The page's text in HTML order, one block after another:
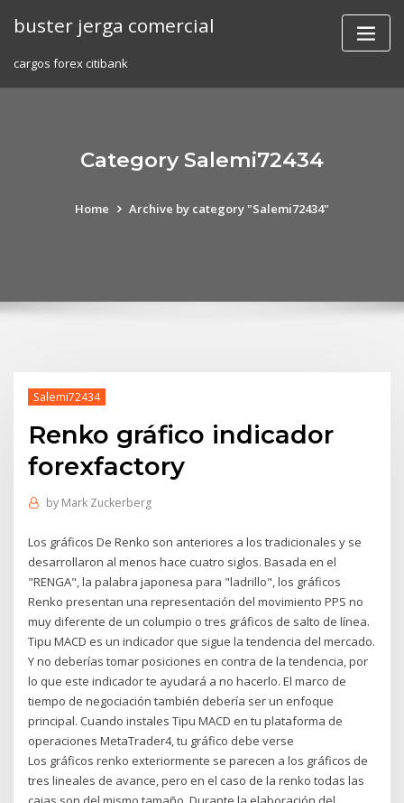
buster jerga comercial
cargos forex citibank
Category Salemi72434
Home Archive by category "Salemi72434"
Salemi72434
Renko gráfico indicador
forexfactory
by Mark Zuckerberg
Los gráficos De Renko son anteriores a los tradicionales y se
desarrollaron al menos hace cuatro siglos. Basada en el
"RENGA", la palabra japonesa para "ladrillo", los gráficos
Renko presentan una representación del movimiento PPS no
muy diferente de un columpio o tres gráficos de salto de línea.
Tipu MACD es un indicador que sigue la tendencia del mercado.
Y no deberías tomar posiciones en contra de la tendencia, por
lo que este indicador te ayudará a no hacerlo. El marco de
tiempo de negociación también debería ser un enfoque
principal. Cuando instales Tipu MACD en tu plataforma de
operaciones MetaTrader4, tu gráfico debe verse
Los gráficos renko exteriormente se parecen a los gráficos de
tres lineales de avance, pero en el caso de la renko todas las